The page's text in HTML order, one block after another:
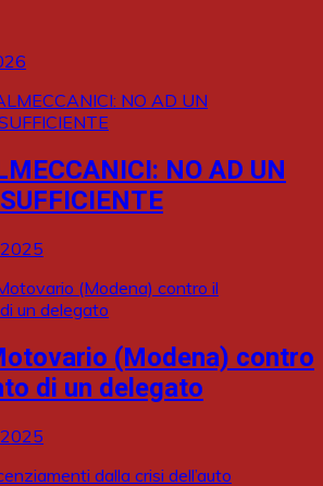
NO AD UN
(Modena) contro
di un delegato